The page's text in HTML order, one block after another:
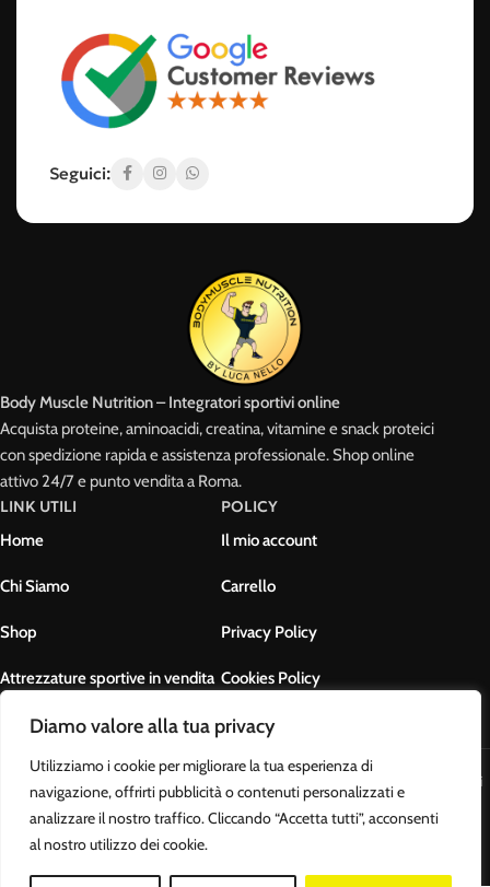
Diamo valore alla tua privacy
Utilizziamo i cookie per migliorare la tua esperienza di
navigazione, offrirti pubblicità o contenuti personalizzati e
analizzare il nostro traffico. Cliccando “Accetta tutti”, acconsenti
al nostro utilizzo dei cookie.
Seguici:
Body Muscle Nutrition – Integratori sportivi online
Acquista proteine, aminoacidi, creatina, vitamine e snack proteici
con spedizione rapida e assistenza professionale. Shop online
attivo 24/7 e punto vendita a Roma.
LINK UTILI
Home
Chi Siamo
Shop
Attrezzature sportive in vendita
Contatti
POLICY
Il mio account
Carrello
Privacy Policy
Cookies Policy
Termini e condizioni
Body Muscle Nutrition di Ottavianelli Luca - PIVA: 17678631007 - Tutti i
diritti riservati